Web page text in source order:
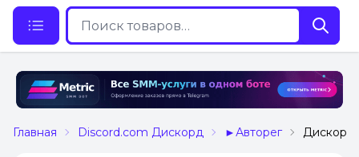
Главная Discord.com Дискорд ►Авторег Дискорд